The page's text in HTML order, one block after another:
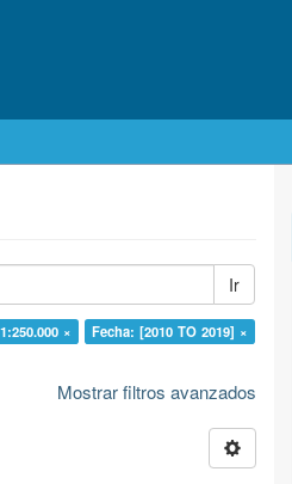
Ir
×
Fecha: [2010 TO 2019] ×
Mostrar filtros avanzados